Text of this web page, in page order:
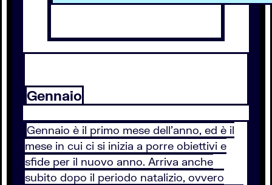
Gennaio
Gennaio è il primo mese dell’anno, ed è il
mese in cui ci si inizia a porre obiettivi e
sfide per il nuovo anno. Arriva anche
subito dopo il periodo natalizio, ovvero